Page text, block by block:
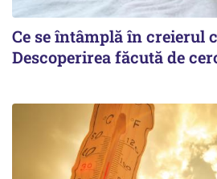
Ce se întâmplă în creierul
Descoperirea făcută de